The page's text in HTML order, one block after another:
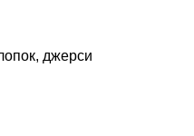
джерси